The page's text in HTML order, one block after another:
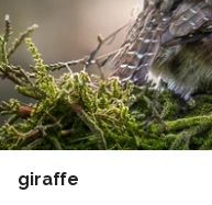
giraffe